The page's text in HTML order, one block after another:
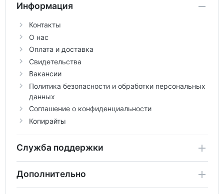
Информация
Контакты
О нас
Оплата и доставка
Свидетельства
Вакансии
Политика безопасности и обработки персональных
данных
Соглашение о конфиденциальности
Копирайты
Служба поддержки
Дополнительно